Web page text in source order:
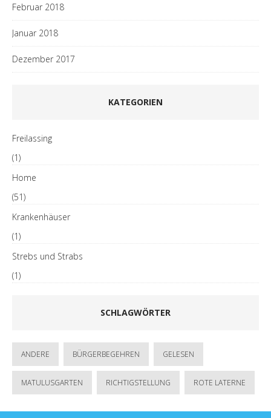
Februar 2018
Januar 2018
Dezember 2017
KATEGORIEN
Freilassing
(1)
Home
(51)
Krankenhäuser
(1)
Strebs und Strabs
(1)
SCHLAGWÖRTER
ANDERE BÜRGERBEGEHREN GELESEN
MATULUSGARTEN RICHTIGSTELLUNG ROTE LATERNE